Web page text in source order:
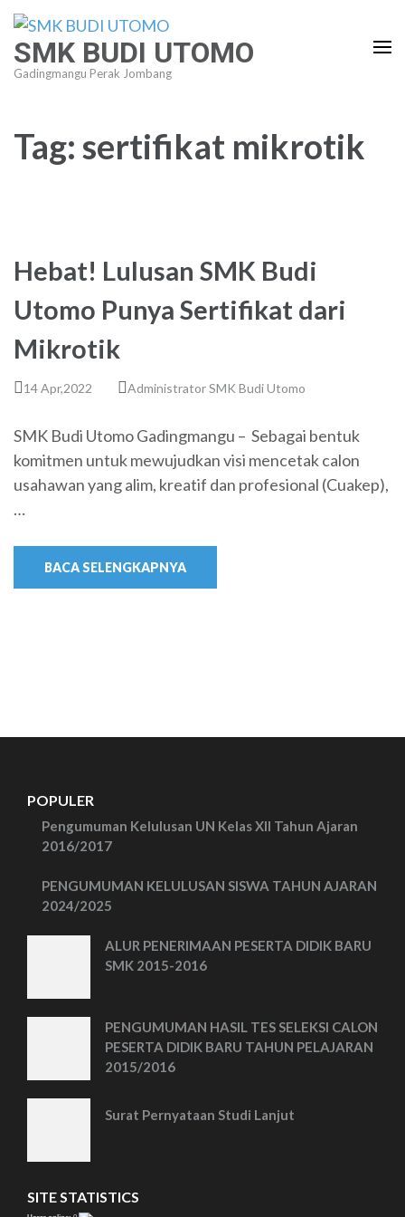
Lompat
konten
(Tekan
SMK BUDI UTOMO
Gadingmangu Perak Jombang
Tag:sertifikat mikrotik
Hebat! Lulusan SMK Budi
Utomo Punya Sertifikat dari
Mikrotik
14 Apr,2022 Administrator SMK Budi Utomo
SMK Budi Utomo Gadingmangu – Sebagai bentuk
komitmen untuk mewujudkan visi mencetak calon
usahawan yang alim, kreatif dan profesional (Cuakep),
…
BACA SELENGKAPNYA
POPULER
Pengumuman Kelulusan UN Kelas XII Tahun Ajaran
2016/2017
PENGUMUMAN KELULUSAN SISWA TAHUN AJARAN
2024/2025
ALUR PENERIMAAN PESERTA DIDIK BARU
SMK 2015-2016
PENGUMUMAN HASIL TES SELEKSI CALON
PESERTA DIDIK BARU TAHUN PELAJARAN
2015/2016
Surat Pernyataan Studi Lanjut
SITE STATISTICS